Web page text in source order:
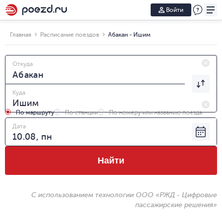
Войти
Главная Расписание поездов Абакан - Ишим
Откуда
Куда
По маршруту По станции
По номеру или названию поезда
Дата
Найти
С использованием технологии ООО «РЖД - Цифровые
пассажирские решения»